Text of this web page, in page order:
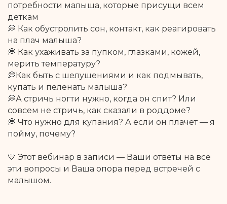
потребности малыша, которые присущи всем
деткам
💭 Как обустролить сон, контакт, как реагировать
на плач малыша?
💭 Как ухаживать за пупком, глазками, кожей,
мерить температуру?
💭Как быть с шелушениями и как подмывать,
купать и пеленать малыша?
💭А стричь ногти нужно, когда он спит? Или
совсем не стричь, как сказали в роддоме?
💭 Что нужно для купания? А если он плачет — я
пойму, почему?
💛 Этот вебинар в записи — Ваши ответы на все
эти вопросы и Ваша опора перед встречей с
малышом.